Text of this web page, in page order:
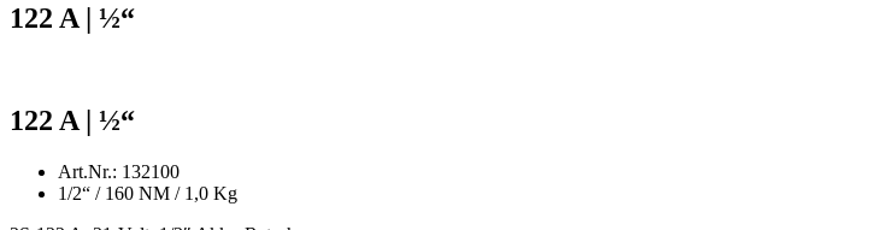
122 A | ½“
122 A | ½“
Art.Nr.: 132100
1/2“ / 160 NM / 1,0 Kg